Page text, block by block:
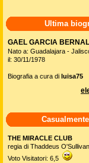
Ultima
GAEL GARCIA BERNAL
Nato a: Guadalajara -
il: 30/11/1978
Biografia a cura di luisa75
THE MIRACLE CLUB
regia di Thaddeus O'Sullivan
Voto Visitatori: 6,5